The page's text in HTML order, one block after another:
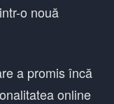
o nouă
a promis încă
online